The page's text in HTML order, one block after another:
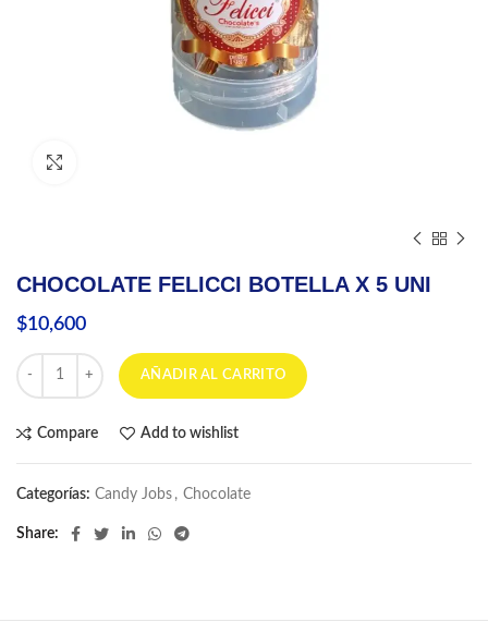
CHOCOLATE FELICCI BOTELLA X 5 UNI
$10,600
CHOCOLATE FELICCI BOTELLA X 5 UNI cantidad
AÑADIR AL CARRITO
Compare Add to wishlist
Categorías: Candy Jobs , Chocolate
Share